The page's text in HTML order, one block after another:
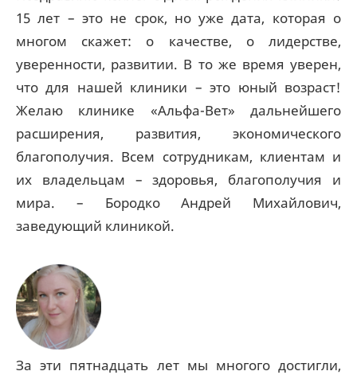
15 лет – это не срок, но уже дата, которая о
многом скажет: о качестве, о лидерстве,
уверенности, развитии. В то же время уверен,
что для нашей клиники – это юный возраст!
Желаю клинике «Альфа-Вет» дальнейшего
расширения, развития, экономического
благополучия. Всем сотрудникам, клиентам и
их владельцам – здоровья, благополучия и
мира. – Бородко Андрей Михайлович,
заведующий клиникой.
За эти пятнадцать лет мы многого достигли,